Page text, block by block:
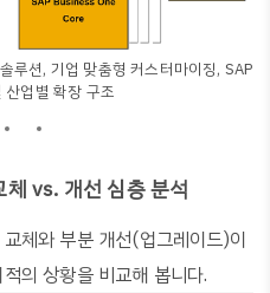
루션, 기업 맞춤형 커스터마이징, SAP
업별 확장 구조
체vs. 개선 심층 분석
체와 부분 개선(업그레이드)이
의 상황을 비교해 봅니다.